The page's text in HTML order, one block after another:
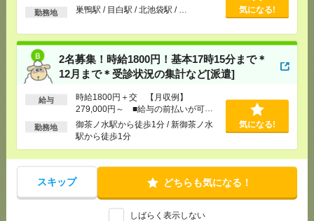
以上
勤務地 巣鴨駅 / 目白駅 / 北池袋駅 / … 気になる!
2名募集！時給1800円！基本17時15分まで＊
12月まで＊受診状況の集計など[派遣]
給与
時給1800円＋交 【月収例】
279,000円～ ■給与の前払いが可能
な速払いサービスあり
勤務地
御茶ノ水駅から徒歩1分 / 新御茶ノ水
駅から徒歩1分
気になる!
スキップ どちらも気になる！
しばらく表示しない
[給 与]時給1800円＋交 【月収例】279,000円
[月収例]
25～30万円
[勤務地]
御茶ノ水駅から徒歩1分 /新御茶ノ水駅か
ら徒歩1分
気になる！
時給1900円！《安心の非営利団体》在宅あり＊16時
まで＊書類の処理など[派遣]
が可能な速払いサービスあり
[交通費]交通費支給あり
秋葉原駅から徒歩7分
気になる！